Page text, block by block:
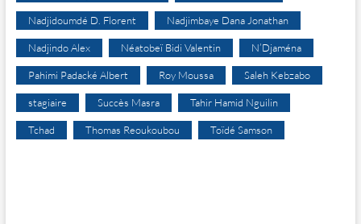
Nadjidoumdé D. Florent Nadjimbaye Dana Jonathan
Nadjindo Alex Néatobeï Bidi Valentin N’Djaména
Pahimi Padacké Albert Roy Moussa Saleh Kebzabo
stagiaire Succès Masra Tahir Hamid Nguilin
Tchad Thomas Reoukoubou Toïdé Samson